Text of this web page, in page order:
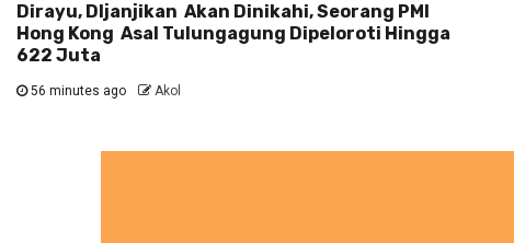
Dirayu, DIjanjikan Akan Dinikahi, Seorang PMI
Hong Kong Asal Tulungagung Dipeloroti Hingga
622 Juta
56 minutes ago Akol